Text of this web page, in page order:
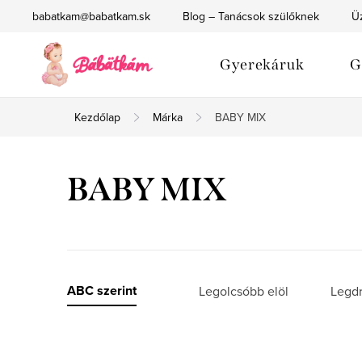
tartalomhoz
babatkam@babatkam.sk Blog – Tanácsok szülőknek
Gyerekáruk
Kezdőlap Márka BABY MIX
BABY MIX
T
ABC szerint Legolcsóbb elöl